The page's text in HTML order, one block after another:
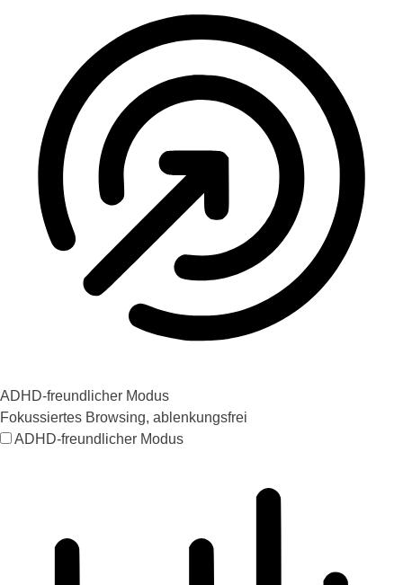
ADHD-freundlicher Modus
Fokussiertes Browsing, ablenkungsfrei
ADHD-freundlicher Modus